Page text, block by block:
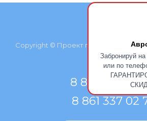
Забронируй
или по
Copyright © Проект группы компаний
8 800 500 77
8 861 337 02